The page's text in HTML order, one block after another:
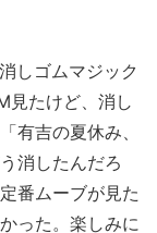
しゴムマジック
たけど、消し
有吉の夏休み、
消したんだろ
番ムーブが見た
った。楽しみに